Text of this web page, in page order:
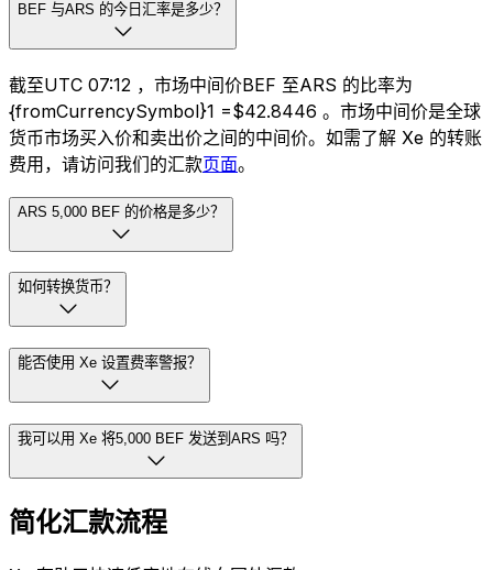
BEF 与ARS 的今日汇率是多少？
截至UTC 07:12 ，市场中间价BEF 至ARS 的比率为
{fromCurrencySymbol}1 =$42.8446 。市场中间价是全球
货币市场买入价和卖出价之间的中间价。如需了解 Xe 的转账
费用，请访问我们的汇款页面。
ARS 5,000 BEF 的价格是多少？
如何转换货币？
能否使用 Xe 设置费率警报？
我可以用 Xe 将5,000 BEF 发送到ARS 吗？
简化汇款流程